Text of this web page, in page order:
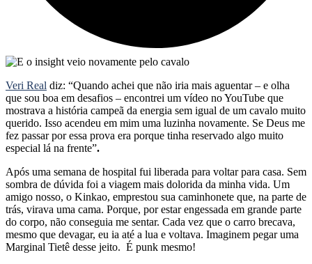
Veri Real diz: “Quando achei que não iria mais aguentar – e olha
que sou boa em desafios – encontrei um vídeo no YouTube que
mostrava a história campeã da energia sem igual de um cavalo muito
querido. Isso acendeu em mim uma luzinha novamente. Se Deus me
fez passar por essa prova era porque tinha reservado algo muito
especial lá na frente”.
Após uma semana de hospital fui liberada para voltar para casa. Sem
sombra de dúvida foi a viagem mais dolorida da minha vida. Um
amigo nosso, o Kinkao, emprestou sua caminhonete que, na parte de
trás, virava uma cama. Porque, por estar engessada em grande parte
do corpo, não conseguia me sentar. Cada vez que o carro brecava,
mesmo que devagar, eu ia até a lua e voltava. Imaginem pegar uma
Marginal Tietê desse jeito. É punk mesmo!